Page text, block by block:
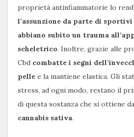
proprietà antinfiammatorie lo
l’assunzione da parte di sportivi
abbiano subito un trauma
scheletrico. Inoltre, grazie alle
Cbd combatte i segni
pelle e la mantiene elastica. Gli
stress, ad ogni modo, restano il
di questa sostanza che si ottiene
cannabis sativa.